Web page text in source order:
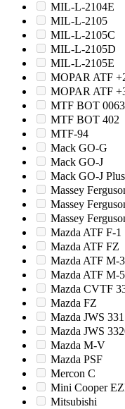
MIL-L-2104E
MIL-L-2105
MIL-L-2105C
MIL-L-2105D
MIL-L-2105E
MOPAR ATF
MOPAR ATF
MTF BOT 0063
MTF BOT 402
MTF-94
Mack GO-G
Mack GO-J
Mack GO-J Plus
Massey
Massey
Massey
Mazda ATF F-1
Mazda ATF FZ
Mazda ATF M-3
Mazda ATF M-5
Mazda CVTF
Mazda FZ
Mazda JWS
Mazda JWS
Mazda M-V
Mazda PSF
Mercon C
Mini Cooper
Mitsubishi